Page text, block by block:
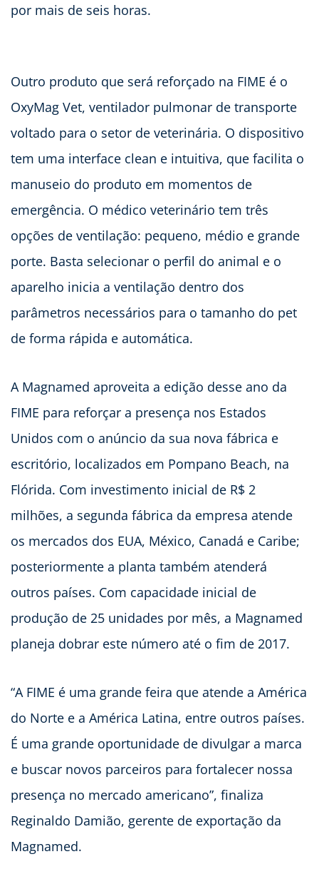
por mais de seis horas.
Outro produto que será reforçado na FIME é o
OxyMag Vet, ventilador pulmonar de transporte
voltado para o setor de veterinária. O dispositivo
tem uma interface clean e intuitiva, que facilita o
manuseio do produto em momentos de
emergência. O médico veterinário tem três
opções de ventilação: pequeno, médio e grande
porte. Basta selecionar o perfil do animal e o
aparelho inicia a ventilação dentro dos
parâmetros necessários para o tamanho do pet
de forma rápida e automática.
A Magnamed aproveita a edição desse ano da
FIME para reforçar a presença nos Estados
Unidos com o anúncio da sua nova fábrica e
escritório, localizados em Pompano Beach, na
Flórida. Com investimento inicial de R$ 2
milhões, a segunda fábrica da empresa atende
os mercados dos EUA, México, Canadá e Caribe;
posteriormente a planta também atenderá
outros países. Com capacidade inicial de
produção de 25 unidades por mês, a Magnamed
planeja dobrar este número até o fim de 2017.
“A FIME é uma grande feira que atende a América
do Norte e a América Latina, entre outros países.
É uma grande oportunidade de divulgar a marca
e buscar novos parceiros para fortalecer nossa
presença no mercado americano”, finaliza
Reginaldo Damião, gerente de exportação da
Magnamed.